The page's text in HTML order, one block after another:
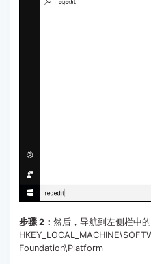
步骤 2： 然后，导航到左侧栏中
Foundation\Platform